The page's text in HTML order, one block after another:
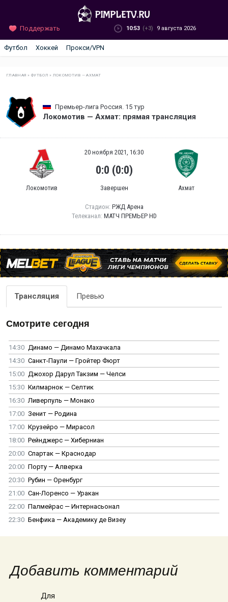
Поддержать 10:53 (+3) 9 августа 2026
Футбол Хоккей Прокси/VPN
ГЛАВНАЯ »ФУТБОЛ » ЛОКОМОТИВ — АХМАТ
Премьер-лига Россия. 15 тур
Локомотив — Ахмат: прямая трансляция
Локомотив
20 ноября 2021, 16:30
0:0 (0:0)
Завершен Ахмат
Стадион: РЖД Арена
Телеканал: МАТЧ ПРЕМЬЕР HD
Трансляция Превью
Смотрите сегодня
14:30 Динамо — Динамо Махачкала
14:30 Санкт-Паули — Гройтер Фюрт
15:00 Джохор Дарул Такзим — Челси
15:30 Килмарнок — Селтик
16:30 Ливерпуль — Монако
17:00 Зенит — Родина
17:00 Крузейро — Мирасол
18:00 Рейнджерс — Хиберниан
20:00 Спартак — Краснодар
20:00 Порту — Алверка
20:30 Рубин — Оренбург
21:00 Сан-Лоренсо — Уракан
22:00 Палмейрас — Интернасьонал
22:30 Бенфика — Академику де Визеу
Добавить комментарий
Для